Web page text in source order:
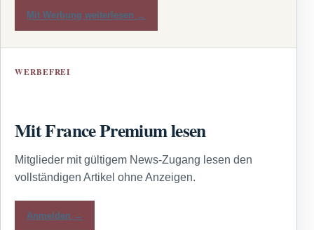
Mit Werbung weiterlesen →
WERBEFREI
Mit France Premium lesen
Mitglieder mit gültigem News-Zugang lesen den
vollständigen Artikel ohne Anzeigen.
Anmelden →